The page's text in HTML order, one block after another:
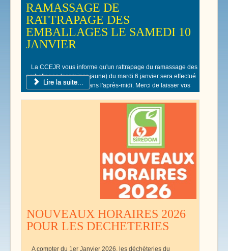
RAMASSAGE DE
RATTRAPAGE DES
EMBALLAGES LE SAMEDI 10
JANVIER
La CCEJR vous informe qu'un rattrapage du ramassage des
emballages (container jaune) du mardi 6 janvier sera effectué
le samedi 10 Janvier dans l'après-midi. Merci de laisser vos
poubelles jaunes devant votre domicile.
Lire la suite...
NOUVEAUX HORAIRES 2026
POUR LES DECHETERIES
A compter du 1er Janvier 2026, les déchèteries du